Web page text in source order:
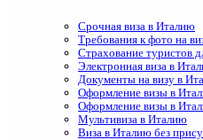
Срочная виза в Италию
Требования к фото на
Страхование туристов
Электронная виза в
Документы на визу в
Оформление визы в
Оформление визы в
Мультивиза в Италию
Виза в Италию без